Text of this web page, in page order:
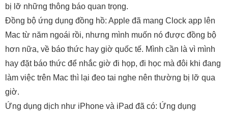
bị lỡ những thông báo quan trọng.
Đồng bộ ứng dụng đồng hồ: Apple đã mang Clock app lên
Mac từ năm ngoái rồi, nhưng mình muốn nó được đồng bộ
hơn nữa, về báo thức hay giờ quốc tế. Mình cần là vì mình
hay đặt báo thức để nhắc giờ đi họp, đi học mà đôi khi đang
làm việc trên Mac thì lại đeo tai nghe nên thường bị lỡ qua
giờ.
Ứng dụng dịch như iPhone và iPad đã có: Ứng dụng